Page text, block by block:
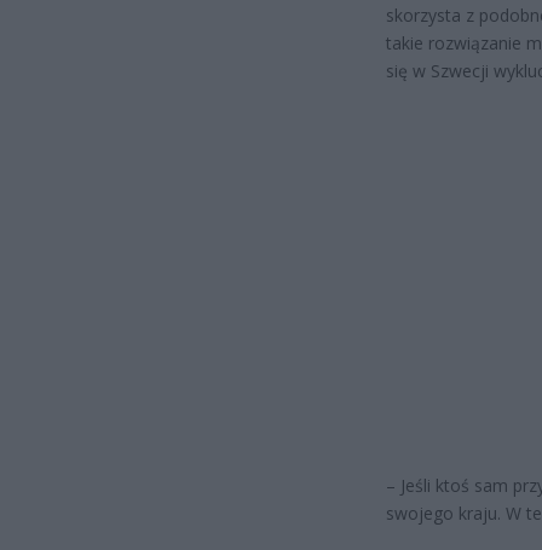
skorzysta z
takie rozwiązanie
się w Szwecji
– Jeśli ktoś sam
swojego kraju. W